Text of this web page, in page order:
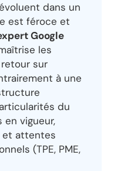
dans un
est féroce et
Google
les
sur
à une
du
vigueur,
et attentes
(TPE, PME,